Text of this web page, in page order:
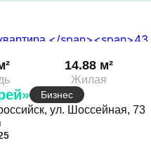
14.88 м²
Жилая
Бизнес
ул. Шоссейная, 73